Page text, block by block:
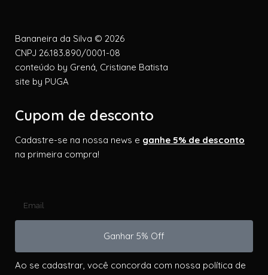
Bananeira da Silva © 2026
CNPJ 26.183.890/0001-08
conteúdo by Grená, Cristiane Batista
site by PUGA
Cupom de desconto
Cadastre-se na nossa news e ganhe 5% de desconto
na primeira compra!
Ganhar 5% Off
Ao se cadastrar, você concorda com nossa política de